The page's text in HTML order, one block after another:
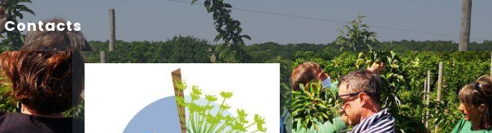
Contacts